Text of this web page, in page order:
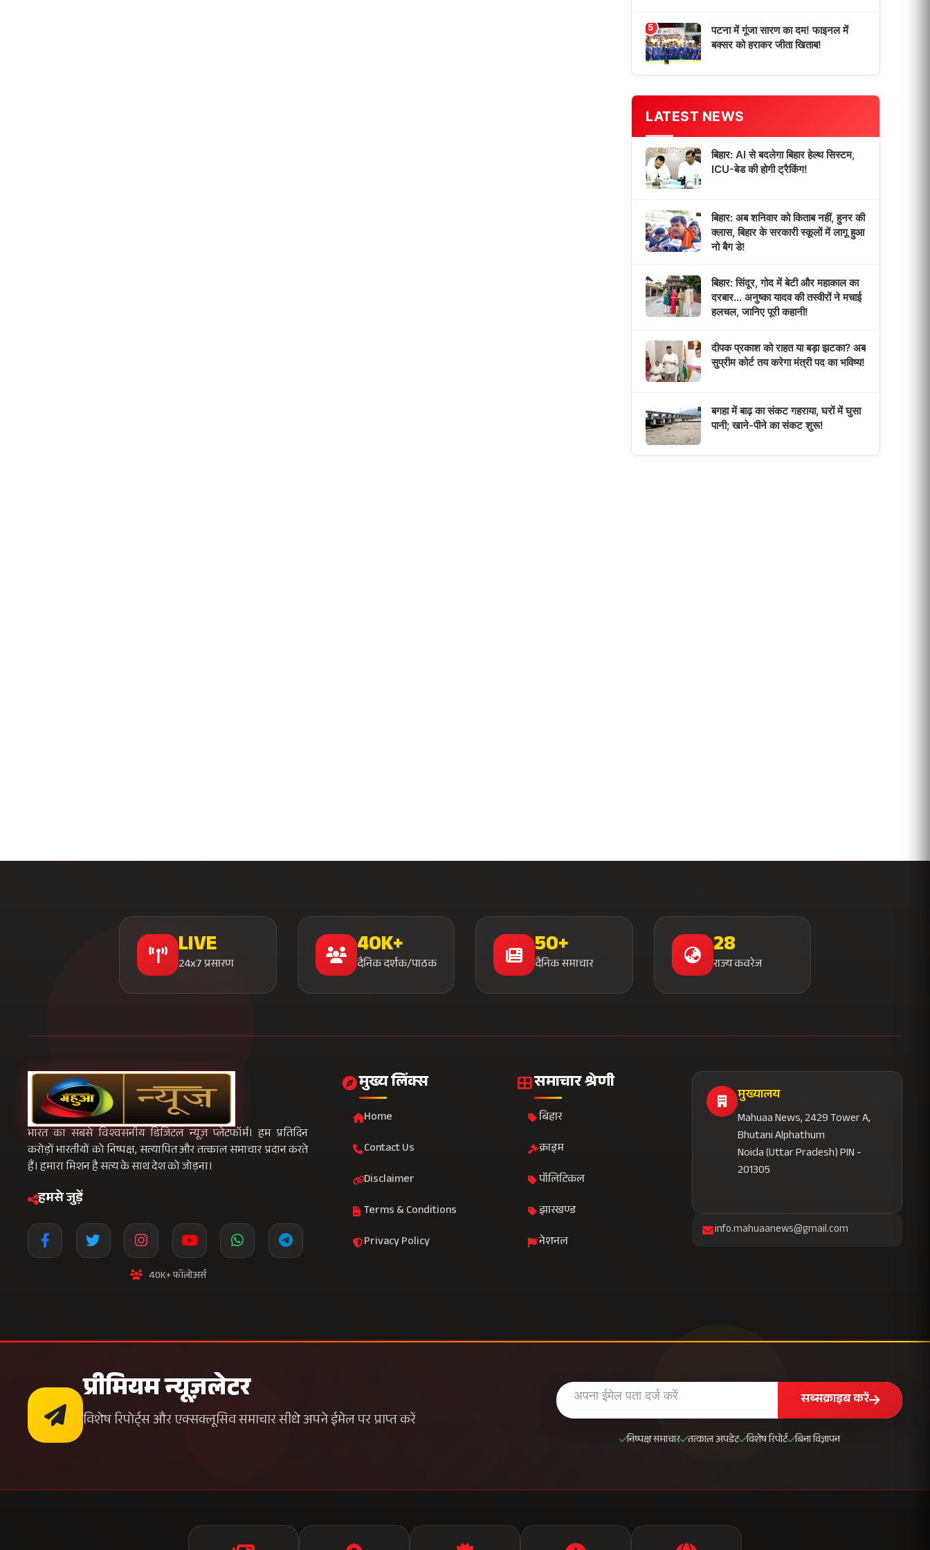
5
पटना में गूंजा सारण का दम! फाइनल में
बक्सर को हराकर जीता खिताब!
LATEST NEWS
बिहार: AI से बदलेगा बिहार हेल्थ सिस्टम,
ICU-बेड की होगी ट्रैकिंग!
बिहार: अब शनिवार को किताब नहीं, हुनर की
क्लास, बिहार के सरकारी स्कूलों में लागू हुआ
नो बैग डे!
बिहार: सिंदूर, गोद में बेटी और महाकाल का
दरबार… अनुष्का यादव की तस्वीरों ने मचाई
हलचल, जानिए पूरी कहानी!
दीपक प्रकाश को राहत या बड़ा झटका? अब
सुप्रीम कोर्ट तय करेगा मंत्री पद का भविष्य!
बगहा में बाढ़ का संकट गहराया, घरों में घुसा
पानी; खाने-पीने का संकट शुरू!
LIVE
24x7 प्रसारण
40K+
दैनिक दर्शक/पाठक
50+
दैनिक समाचार
28
राज्य कवरेज
भारत का सबसे विश्वसनीय डिजिटल न्यूज़ प्लेटफॉर्म। हम प्रतिदिन
करोड़ों भारतीयों को निष्पक्ष, सत्यापित और तत्काल समाचार प्रदान करते
हैं। हमारा मिशन है सत्य के साथ देश को जोड़ना।
हमसे जुड़ें
40K+ फॉलोअर्स
मुख्य लिंक्स
Home
Contact Us
Disclaimer
Terms & Conditions
Privacy Policy
समाचार श्रेणी
बिहार
क्राइम
पॉलिटिकल
झारखण्ड
नेशनल
मुख्यालय
Mahuaa News, 2429 Tower A,
Bhutani Alphathum
Noida (Uttar Pradesh) PIN -
201305
info.mahuaanews@gmail.com
प्रीमियम न्यूज़लेटर
विशेष रिपोर्ट्स और एक्सक्लूसिव समाचार सीधे अपने ईमेल पर प्राप्त करें
सब्सक्राइब करें
निष्पक्ष समाचार तत्काल अपडेट विशेष रिपोर्ट बिना विज्ञापन